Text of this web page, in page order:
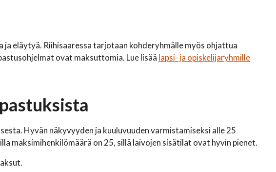
ja eläytyä. Riihisaaressa tarjotaan kohderyhmälle myös ohjattua
ovat maksuttomia. Lue lisää lapsi- ja opiskelijaryhmille
Hyvän näkyvyyden ja kuuluvuuden varmistamiseksi alle 25
maksimihenkilömäärä on 25, sillä laivojen sisätilat ovat hyvin pienet.